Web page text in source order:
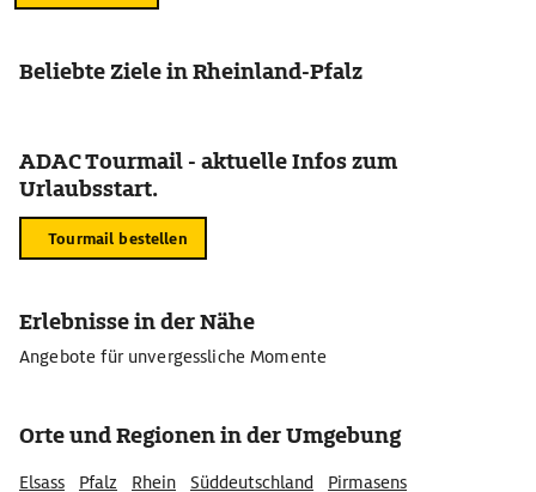
Beliebte Ziele in Rheinland-Pfalz
ADAC Tourmail - aktuelle Infos zum
Urlaubsstart.
Tourmail bestellen
Erlebnisse in der Nähe
Angebote für unvergessliche Momente
Orte und Regionen in der Umgebung
Elsass Pfalz Rhein Süddeutschland Pirmasens